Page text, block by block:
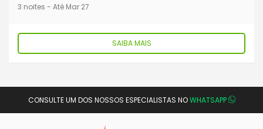
3 noites - Até Mar 27
SAIBA MAIS
CONSULTE UM DOS NOSSOS ESPECIALISTAS NOWHATSAPP